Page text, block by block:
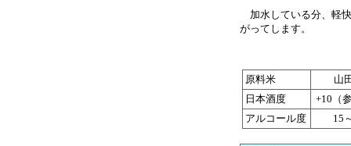
加水している分、軽
がってします。
原料米
山
日本酒度
+10（
アルコール度
15